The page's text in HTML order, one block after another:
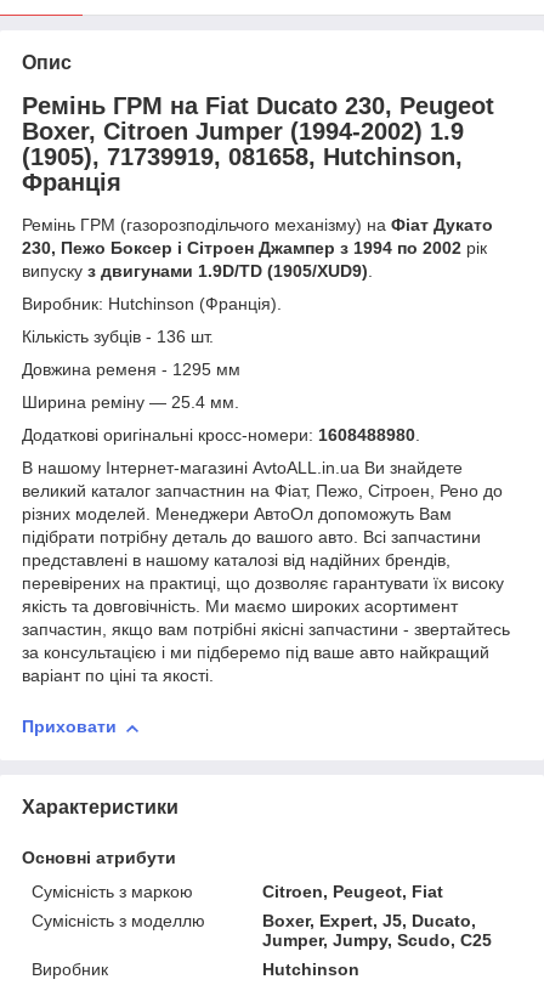
Опис
Ремінь ГРМ на Fiat Ducato 230, Peugeot
Boxer, Citroen Jumper (1994-2002) 1.9
(1905), 71739919, 081658, Hutchinson,
Франція
Ремінь ГРМ (газорозподільчого механізму) на Фіат Дукато
230, Пежо Боксер і Сітроен Джампер з 1994 по 2002 рік
випуску з двигунами 1.9D/TD (1905/XUD9).
Виробник: Hutchinson (Франція).
Кількість зубців - 136 шт.
Довжина ременя - 1295 мм
Ширина реміну — 25.4 мм.
Додаткові оригінальні кросс-номери: 1608488980.
В нашому Інтернет-магазині AvtoALL.in.ua Ви знайдете
великий каталог запчастнин на Фіат, Пежо, Сітроен, Рено до
різних моделей. Менеджери АвтоОл допоможуть Вам
підібрати потрібну деталь до вашого авто. Всі запчастини
представлені в нашому каталозі від надійних брендів,
перевірених на практиці, що дозволяє гарантувати їх високу
якість та довговічність. Ми маємо широких асортимент
запчастин, якщо вам потрібні якісні запчастини - звертайтесь
за консультацією і ми підберемо під ваше авто найкращий
варіант по ціні та якості.
Приховати
Характеристики
Основні атрибути
Сумісність з маркою
Citroen, Peugeot, Fiat
Сумісність з моделлю
Boxer, Expert, J5, Ducato,
Jumper, Jumpy, Scudo, C25
Виробник
Hutchinson